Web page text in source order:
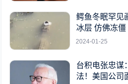
鳄鱼冬眠罕见
冰层 仿佛冻僵
2024-01-25
台积电张忠谋
法！美国公司